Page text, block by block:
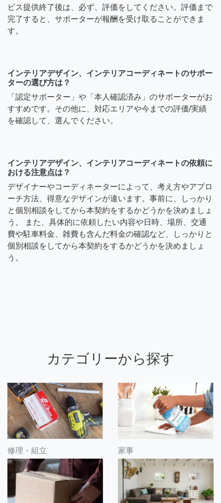
ビス提供終了後は、必ず、評価をしてください。評価まで
完了すると、サポーターが報酬を受け取ることができま
す。
インテリアデザイン、インテリアコーディネートのサポー
ターの選び方は？
「認定サポーター」や「本人確認済み」のサポーターがお
すすめです。その他に、対応エリアや今までの評価/実績
を確認して、選んでください。
インテリアデザイン、インテリアコーディネートの依頼に
おける注意点は？
デザイナーやコーディネーターによって、考え方やアプロ
ーチ方法、得意なデザインが違います。事前に、しっかり
と個別相談をしてから本契約をするかどうかを決めましょ
う。 また、具体的に依頼したい内容や日時、場所、交通
費や駐車料金、雑費も含んだ料金の確認など、しっかりと
個別相談をしてから本契約をするかどうかを決めましょ
う。
カテゴリーから探す
修理・組立 家事